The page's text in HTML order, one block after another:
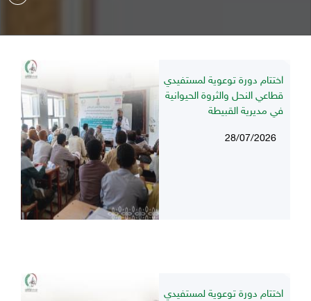
اختتام دورة توعوية لمستفيدي
قطاعي النحل والثروة الحيوانية
في مديرية القبيطة
28/07/2026
اختتام دورة توعوية لمستفيدي